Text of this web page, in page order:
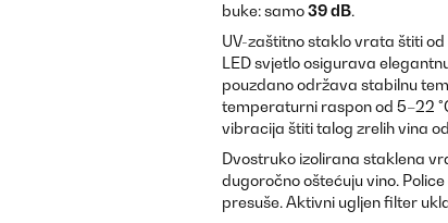
buke: samo39 dB.
UV-zaštitno staklo vrata štiti
LED svjetlo osigurava
pouzdano održava stabilnu
temperaturni raspon od 5–22
vibracija štiti talog zrelih vina
Dvostruko izolirana staklena
dugoročno oštećuju vino.
presuše. Aktivni ugljen filter